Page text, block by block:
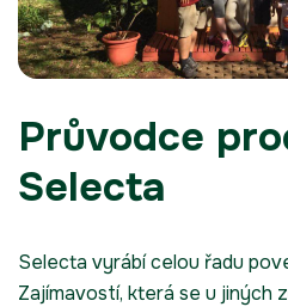
Průvodce
Selecta
Selecta vyrábí celou řadu
Zajímavostí, která se u jiných